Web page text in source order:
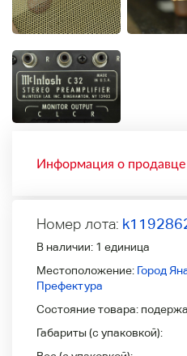
Информация о продавце
Номер лота:
В наличии: 1 единица
Местоположение: Город
Префектура
Состояние товара:
Габариты (с упаковкой):